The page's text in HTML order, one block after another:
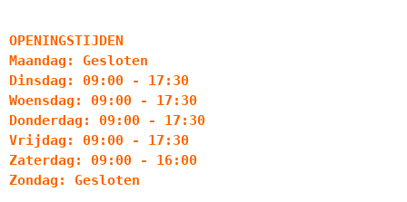
OPENINGSTIJDEN
Maandag: Gesloten
Dinsdag: 09:00 - 17:30
Woensdag: 09:00 - 17:30
Donderdag: 09:00 - 17:30
Vrijdag: 09:00 - 17:30
Zaterdag: 09:00 - 16:00
Zondag: Gesloten